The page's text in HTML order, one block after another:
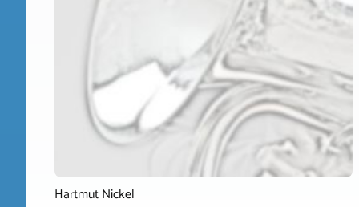
Hartmut Nickel